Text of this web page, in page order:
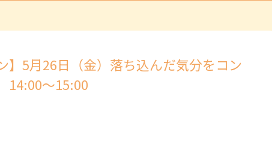
】5月26日（金）落ち込んだ気分をコン
14:00～15:00